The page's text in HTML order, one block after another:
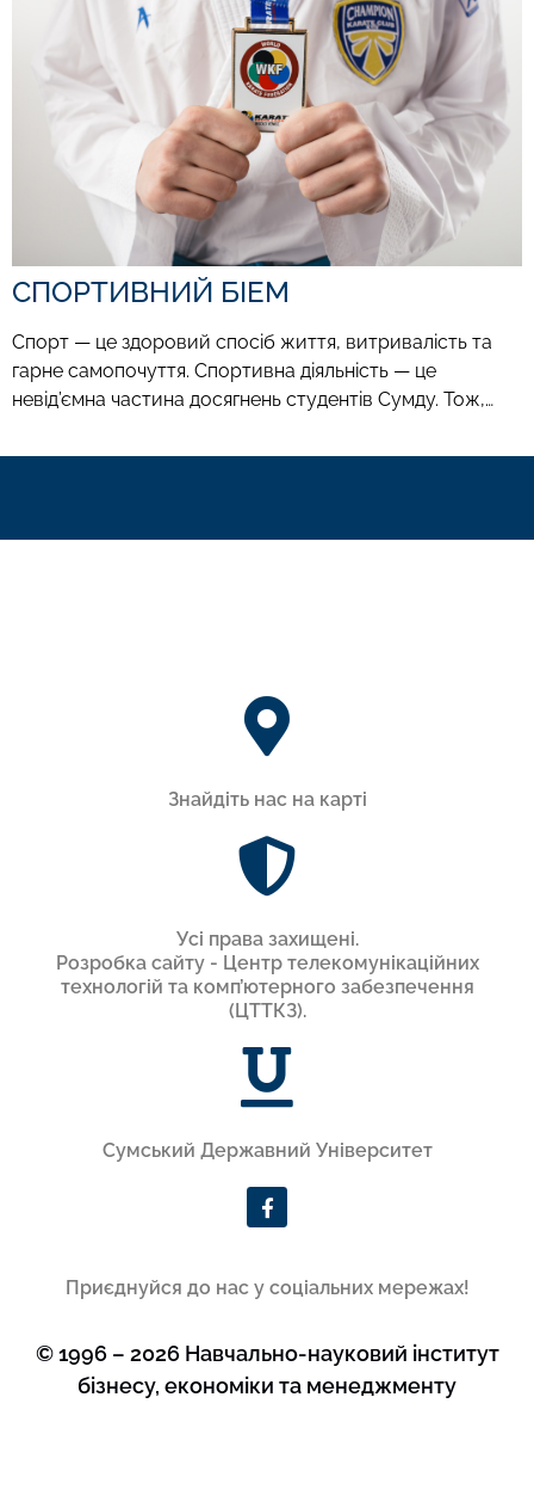
СПОРТИВНИЙ БІЕМ
Спорт — це здоровий спосіб життя, витривалість та
гарне самопочуття. Спортивна діяльність — це
невід’ємна частина досягнень студентів Сумду. Тож,…
Знайдіть нас на карті
Усi права захищенi.
Розробка сайту - Центр телекомунікаційних
технологій та комп’ютерного забезпечення
(ЦТТКЗ).
Сумський Державний Університет
Приєднуйся до нас у соціальних мережах!
© 1996 – 2026 Навчально-науковий інститут
бізнесу, економіки та менеджменту